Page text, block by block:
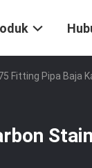
Fitting Pipa Baja